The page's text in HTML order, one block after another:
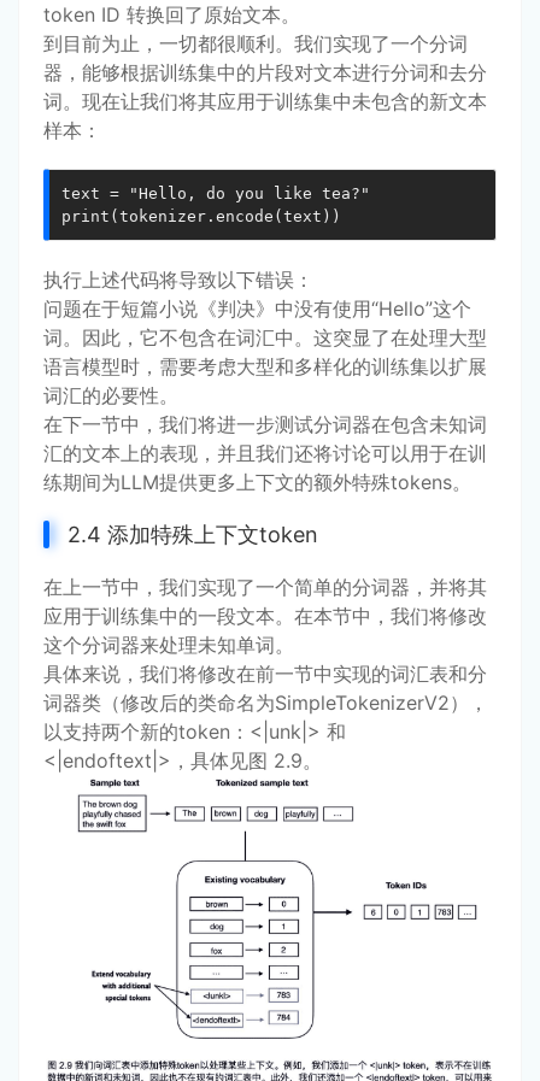
token ID 转换回了原始文本。
到目前为止，一切都很顺利。我们实现了一个分词
器，能够根据训练集中的片段对文本进行分词和去分
词。现在让我们将其应用于训练集中未包含的新文本
样本：
text = "Hello, do you like tea?"
print(tokenizer.encode(text))
执行上述代码将导致以下错误：
问题在于短篇小说《判决》中没有使用“Hello”这个
词。因此，它不包含在词汇中。这突显了在处理大型
语言模型时，需要考虑大型和多样化的训练集以扩展
词汇的必要性。
在下一节中，我们将进一步测试分词器在包含未知词
汇的文本上的表现，并且我们还将讨论可以用于在训
练期间为LLM提供更多上下文的额外特殊tokens。
2.4 添加特殊上下文token
在上一节中，我们实现了一个简单的分词器，并将其
应用于训练集中的一段文本。在本节中，我们将修改
这个分词器来处理未知单词。
具体来说，我们将修改在前一节中实现的词汇表和分
词器类（修改后的类命名为SimpleTokenizerV2），
以支持两个新的token：<|unk|> 和
<|endoftext|>，具体见图 2.9。